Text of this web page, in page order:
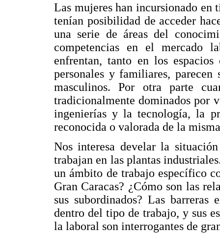
Las mujeres han incursionado en
tenían posibilidad de acceder
una serie de áreas del
competencias en el mercado
enfrentan, tanto en los
personales y familiares,
masculinos. Por otra parte
tradicionalmente dominados por
ingenierías y la tecnología, la
reconocida o valorada de la
Nos interesa develar la
trabajan en las plantas
un ámbito de trabajo específico
Gran Caracas? ¿Cómo son las
sus subordinados? Las
dentro del tipo de trabajo, y sus
la laboral son interrogantes de